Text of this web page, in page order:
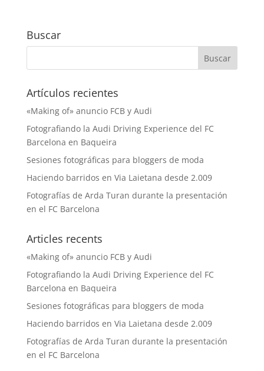
Buscar
Artículos recientes
«Making of» anuncio FCB y Audi
Fotografiando la Audi Driving Experience del FC
Barcelona en Baqueira
Sesiones fotográficas para bloggers de moda
Haciendo barridos en Via Laietana desde 2.009
Fotografías de Arda Turan durante la presentación
en el FC Barcelona
Articles recents
«Making of» anuncio FCB y Audi
Fotografiando la Audi Driving Experience del FC
Barcelona en Baqueira
Sesiones fotográficas para bloggers de moda
Haciendo barridos en Via Laietana desde 2.009
Fotografías de Arda Turan durante la presentación
en el FC Barcelona